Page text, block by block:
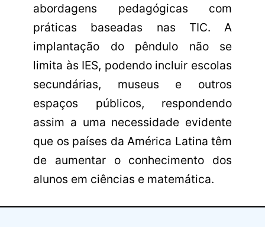
abordagens pedagógicas com
práticas baseadas nas TIC. A
implantação do pêndulo não se
limita às IES, podendo incluir escolas
secundárias, museus e outros
espaços públicos, respondendo
assim a uma necessidade evidente
que os países da América Latina têm
de aumentar o conhecimento dos
alunos em ciências e matemática.